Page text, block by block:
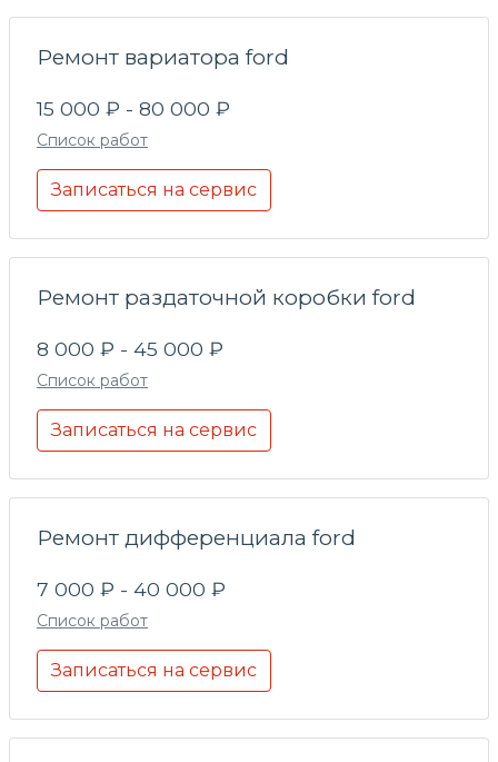
Ремонт вариатора ford
15 000 ₽ - 80 000 ₽
Список работ
Записаться на сервис
Ремонт раздаточной коробки ford
8 000 ₽ - 45 000 ₽
Список работ
Записаться на сервис
Ремонт дифференциала ford
7 000 ₽ - 40 000 ₽
Список работ
Записаться на сервис